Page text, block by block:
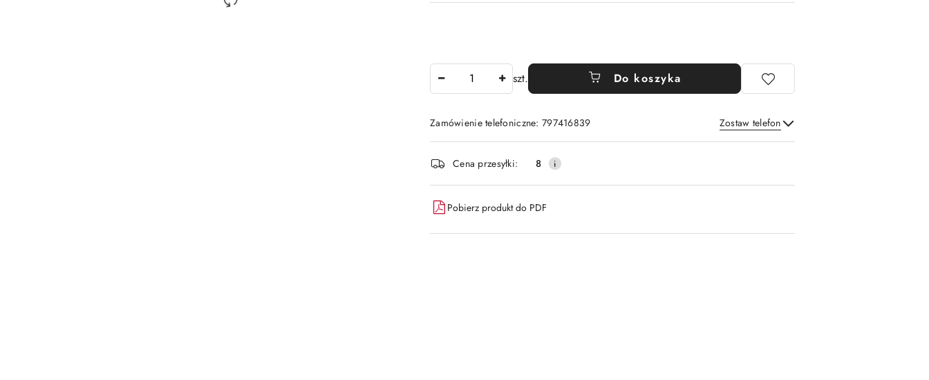
szt. Do koszyka
Zamówienie telefoniczne: 797416839 Zostaw telefon
Wyślij
Dostępność
i
dostawa
Cena przesyłki: 8
Pobierz produkt do PDF